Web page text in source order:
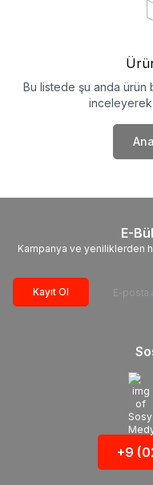
Bu listede şu anda ürün
E-
Kampanya ve yeniliklerden
Kayıt Ol
+9